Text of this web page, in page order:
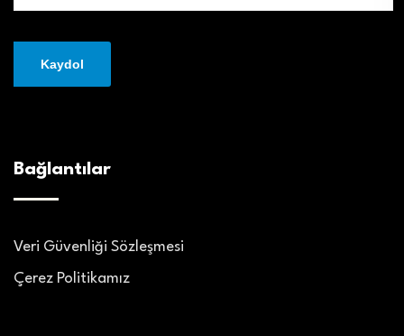
Bağlantılar
Veri Güvenliği Sözleşmesi
Çerez Politikamız